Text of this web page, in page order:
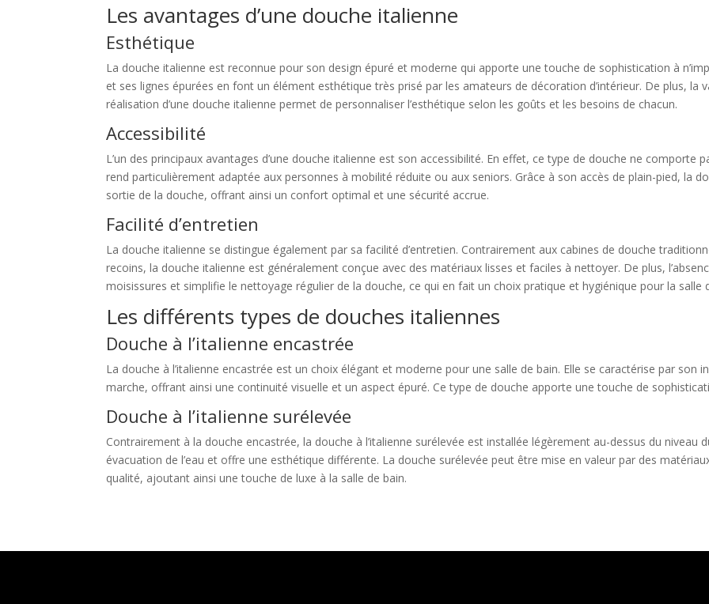
Les avantages d’une douche italienne
Esthétique
La douche italienne est reconnue pour son design épuré et moderne qui apporte une touche de sophistication à
et ses lignes épurées en font un élément esthétique très prisé par les amateurs de décoration d’intérieur. De plus, la
réalisation d’une douche italienne permet de personnaliser l’esthétique selon les goûts et les besoins de chacun.
Accessibilité
L’un des principaux avantages d’une douche italienne est son accessibilité. En effet, ce type de douche ne
rend particulièrement adaptée aux personnes à mobilité réduite ou aux seniors. Grâce à son accès de plain-pied, la
sortie de la douche, offrant ainsi un confort optimal et une sécurité accrue.
Facilité d’entretien
La douche italienne se distingue également par sa facilité d’entretien. Contrairement aux cabines de douche
recoins, la douche italienne est généralement conçue avec des matériaux lisses et faciles à nettoyer. De plus,
moisissures et simplifie le nettoyage régulier de la douche, ce qui en fait un choix pratique et hygiénique pour la salle
Les différents types de douches italiennes
Douche à l’italienne encastrée
La douche à l’italienne encastrée est un choix élégant et moderne pour une salle de bain. Elle se caractérise par son
marche, offrant ainsi une continuité visuelle et un aspect épuré. Ce type de douche apporte une touche de
Douche à l’italienne surélevée
Contrairement à la douche encastrée, la douche à l’italienne surélevée est installée légèrement au-dessus du
évacuation de l’eau et offre une esthétique différente. La douche surélevée peut être mise en valeur par des
qualité, ajoutant ainsi une touche de luxe à la salle de bain.